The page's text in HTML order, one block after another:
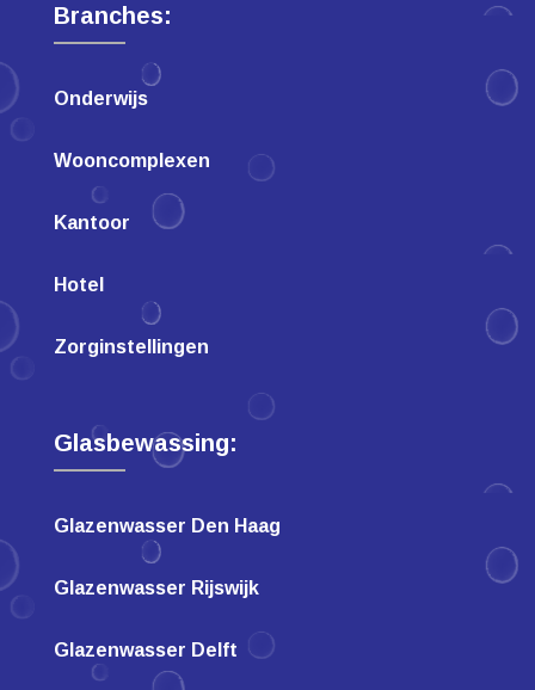
Branches:
Onderwijs
Wooncomplexen
Kantoor
Hotel
Zorginstellingen
Glasbewassing:
Glazenwasser Den Haag
Glazenwasser Rijswijk
Glazenwasser Delft